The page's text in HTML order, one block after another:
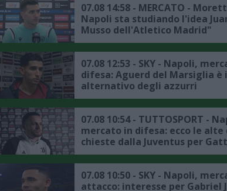
07.08 14:58 - MERCATO -
Napoli sta studiando l'idea
Musso dell'Atletico Madrid"
07.08 12:53 - SKY - Napoli,
difesa: Aguerd del Marsiglia è
alternativo degli azzurri
07.08 10:54 - TUTTOSPORT -
mercato in difesa: ecco le alte
chieste dalla Juventus per
07.08 10:50 - SKY - Napoli,
attacco: interesse per Gabriel